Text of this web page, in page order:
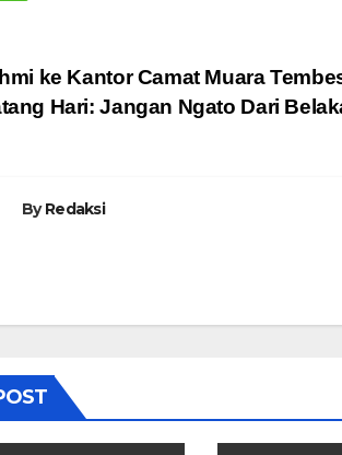
ke Kantor Camat Muara
Hari: Jangan Ngato Dari
ByRedaksi